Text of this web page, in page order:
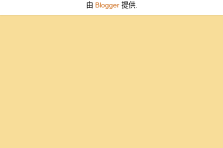
由 Blogger提供.